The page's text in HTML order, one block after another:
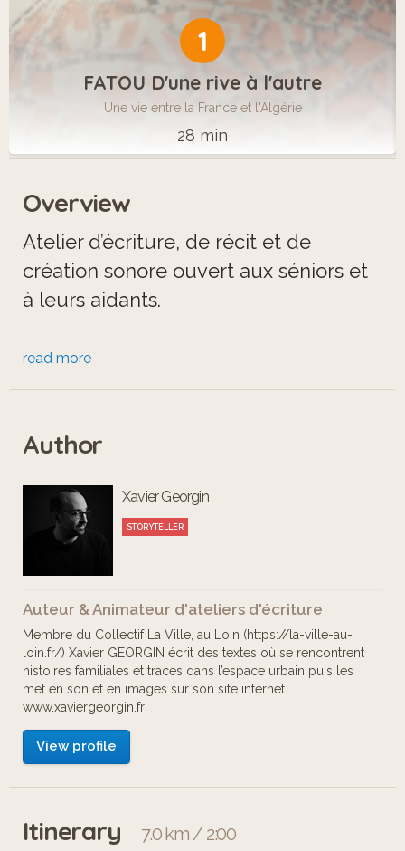
1
FATOU D'une rive à l'autre
Une vie entre la France et l'Algérie
28 min
Overview
Atelier d’écriture, de récit et de
création sonore ouvert aux séniors et
à leurs aidants.
Ce parcours conçu par le Collectif La
Ville au Loin et animé par Xavier
d'habitants de Montreuil dans le but
Aidants et à leur proche Aidé.
lieux de l'enfance, goût des plats,
musiques, paysages proches et
lointains et bien d’autres choses
encore qui construisent l'histoire de
chacun - la mémoire de nos sens.
Le parcours prend Montreuil comme
point d'ancrage des souvenirs des
read more
Author
Xavier Georgin
STORYTELLER
Auteur & Animateur d'ateliers d'écriture
Membre du Collectif La Ville, au Loin (https://la-ville-au-
loin.fr/) Xavier GEORGIN écrit des textes où se rencontrent
histoires familiales et traces dans l’espace urbain puis les
met en son et en images sur son site internet
www.xaviergeorgin.fr
View profile
Itinerary 7.0 km / 2:00